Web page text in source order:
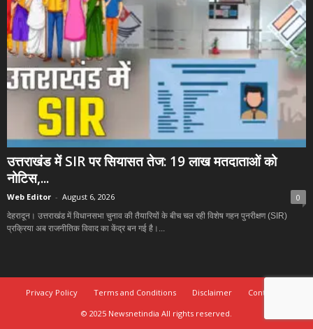
उत्तराखंड में SIR पर सियासत तेज: 19 लाख मतदाताओं को
नोटिस,...
Web Editor - August 6, 2026 0
देहरादून। उत्तराखंड में विधानसभा चुनाव की तैयारियों के बीच चल रही विशेष गहन पुनरीक्षण (SIR)
प्रक्रिया अब राजनीतिक विवाद का केंद्र बन गई है।...
Privacy Policy Terms and Conditions Disclaimer
Contact Us
© 2025 Newsnetindia All rights reserved.